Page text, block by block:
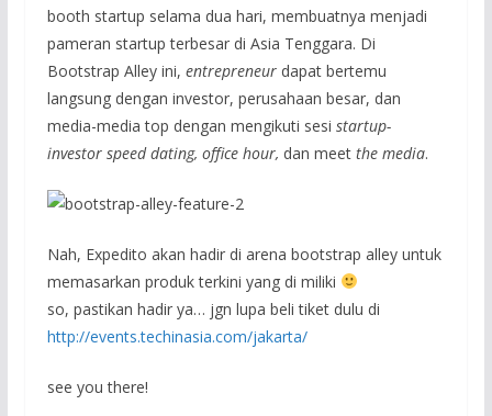
booth startup selama dua hari, membuatnya menjadi
pameran startup terbesar di Asia Tenggara. Di
Bootstrap Alley ini, entrepreneurdapat bertemu
langsung dengan investor, perusahaan besar, dan
media-media top dengan mengikuti sesi startup-
investor speed dating, office hour, dan meetthe media.
Nah, Expedito akan hadir di arena bootstrap alley untuk
memasarkan produk terkini yang di miliki
so, pastikan hadir ya… jgn lupa beli tiket dulu di
http://events.techinasia.com/jakarta/
see you there!